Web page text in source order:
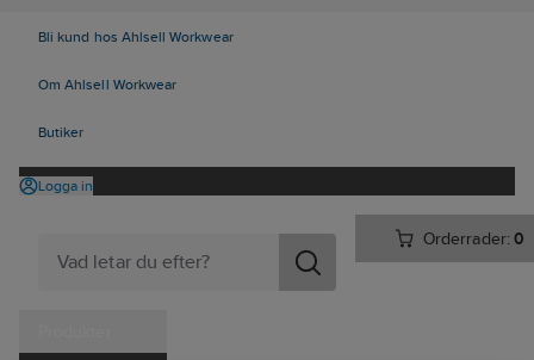
Bli kund hos Ahlsell Workwear
Om Ahlsell Workwear
Butiker
Logga in
Orderrader:0